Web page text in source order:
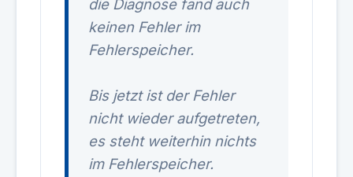
die Diagnose fand auch
keinen Fehler im
Fehlerspeicher.
Bis jetzt ist der Fehler
nicht wieder aufgetreten,
es steht weiterhin nichts
im Fehlerspeicher.